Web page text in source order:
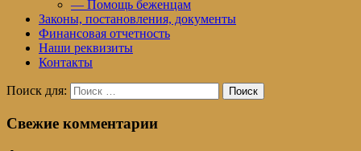
— Помощь беженцам
Законы, постановления, документы
Финансовая отчетность
Наши реквизиты
Контакты
Поиск для: Поиск
Свежие комментарии